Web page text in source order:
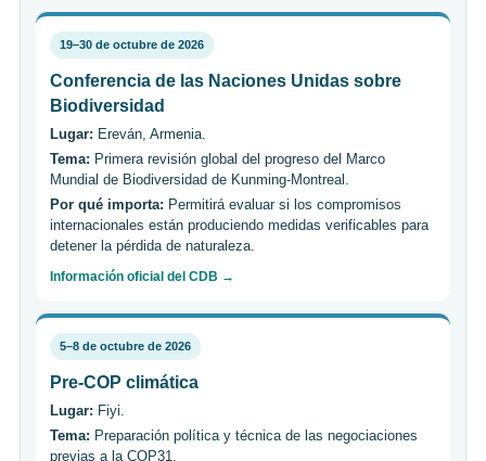
19–30 de octubre de 2026
Conferencia de las Naciones Unidas sobre
Biodiversidad
Lugar: Ereván, Armenia.
Tema: Primera revisión global del progreso del Marco
Mundial de Biodiversidad de Kunming-Montreal.
Por qué importa: Permitirá evaluar si los compromisos
internacionales están produciendo medidas verificables para
detener la pérdida de naturaleza.
Información oficial del CDB →
5–8 de octubre de 2026
Pre-COP climática
Lugar: Fiyi.
Tema: Preparación política y técnica de las negociaciones
previas a la COP31.